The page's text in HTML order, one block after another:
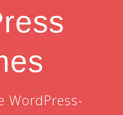
WordPress-